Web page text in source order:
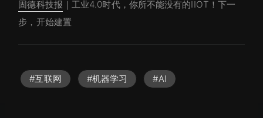
固德科技报 ｜工业4.0时代，你所不能没有的IIOT！下一
步，开始建置
#互联网 #机器学习 #AI